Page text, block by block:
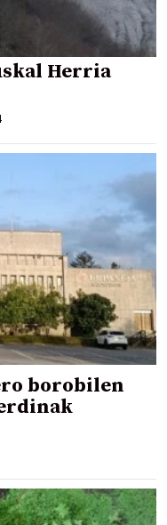
Herria
borobilen